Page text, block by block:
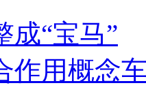
成“宝马”
作用概念